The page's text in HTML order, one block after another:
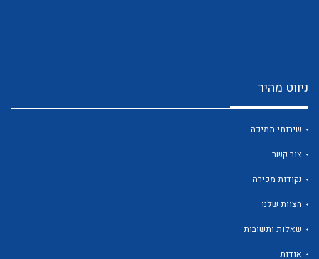
לכל מוצרי היצרן
ניווט מהיר
שירותי תמיכה
צור קשר
נקודות מכירה
הצוות שלנו
שאלות ותשובות
אודות